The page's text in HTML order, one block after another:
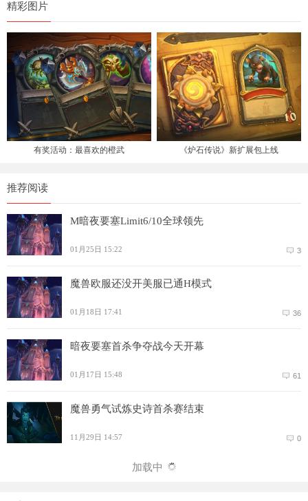
精彩图片
有奖活动：最喜欢的橙武 《炉石传说》新扩展包上线
推荐阅读
M暗夜要塞Limit6/10全球领先
01月25日 15:22 3
魔兽欧服还没开美服已通H模式
01月18日 17:41 36
暗夜要塞首杀争夺战今天开幕
01月17日 15:48 61
魔兽勇气试炼史诗首杀赛结束
11月29日 14:57 0
加载中